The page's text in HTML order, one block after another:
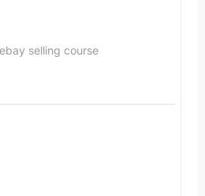
selling course